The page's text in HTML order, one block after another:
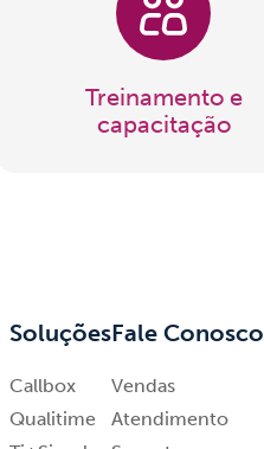
Treinamento e
capacitação
Soluções
Callbox
Qualitime
Fale Conosco
Vendas
Atendimento